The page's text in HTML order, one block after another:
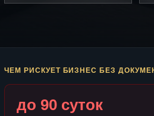
ЧЕМ РИСКУЕТ БИЗНЕС БЕЗ
до 90 суток